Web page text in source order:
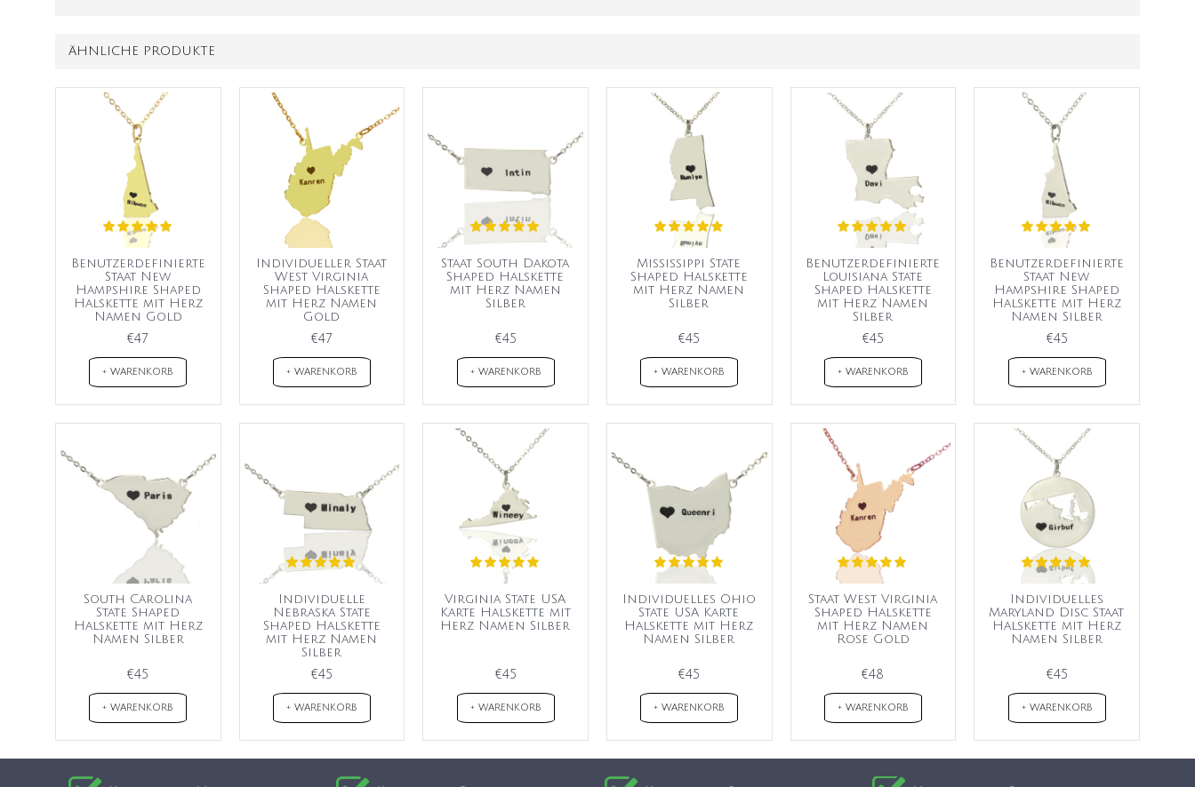
ÄHNLICHE PRODUKTE
Benutzerdefinierte
Staat New
Hampshire Shaped
Halskette mit Herz
Namen Gold
€47
+ WARENKORB
Individueller Staat
West Virginia
Shaped Halskette
mit Herz Namen
Gold
€47
+ WARENKORB
Staat South Dakota
Shaped Halskette
mit Herz Namen
Silber
€45
+ WARENKORB
Mississippi State
Shaped Halskette
mit Herz Namen
Silber
€45
+ WARENKORB
Benutzerdefinierte
Louisiana State
Shaped Halskette
mit Herz Namen
Silber
€45
+ WARENKORB
Benutzerdefinierte
Staat New
Hampshire Shaped
Halskette mit Herz
Namen Silber
€45
+ WARENKORB
South Carolina
State Shaped
Halskette mit Herz
Namen Silber
€45
+ WARENKORB
Individuelle
Nebraska State
Shaped Halskette
mit Herz Namen
Silber
€45
+ WARENKORB
Virginia State USA
Karte Halskette mit
Herz Namen Silber
€45
+ WARENKORB
Individuelles Ohio
State USA Karte
Halskette mit Herz
Namen Silber
€45
+ WARENKORB
Staat West Virginia
Shaped Halskette
mit Herz Namen
Rose Gold
€48
+ WARENKORB
Individuelles
Maryland Disc Staat
Halskette mit Herz
Namen Silber
€45
+ WARENKORB